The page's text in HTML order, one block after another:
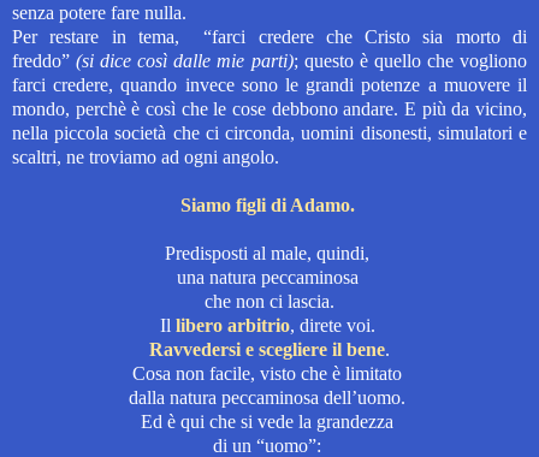
senza potere fare nulla.
Per restare in tema, “farci credere che Cristo sia morto di
freddo”(si dice così dalle mie parti); questo è quello che vogliono
farci credere, quando invece sono le grandi potenze a muovere il
mondo, perchè è così che le cose debbono andare. E più da vicino,
nella piccola società che ci circonda, uomini disonesti, simulatori e
scaltri, ne troviamo ad ogni angolo.
Siamo figli di Adamo.
Predisposti al male, quindi,
una natura peccaminosa
che non ci lascia.
Il libero arbitrio, direte voi.
Ravvedersi e scegliere il bene.
Cosa non facile, visto che è limitato
dalla natura peccaminosa dell’uomo.
Ed è qui che si vede la grandezza
di un “uomo”: